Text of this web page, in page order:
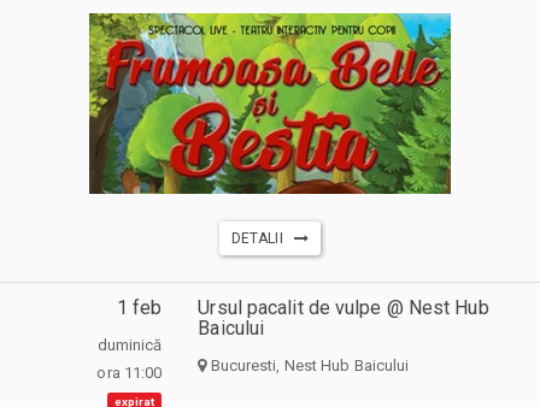
DETALII
1 feb
duminică
ora 11:00
expirat
Ursul pacalit de vulpe @ Nest Hub
Baicului
Bucuresti, Nest Hub Baicului